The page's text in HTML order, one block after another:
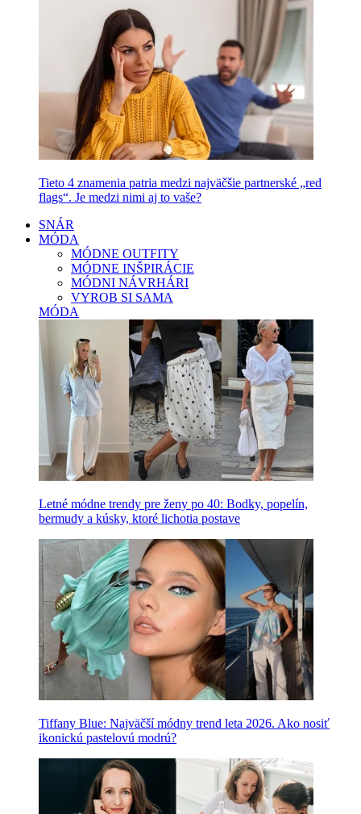
Tieto 4 znamenia patria medzi najväčšie partnerské „red
flags“. Je medzi nimi aj to vaše?
SNÁR
MÓDA
MÓDNE OUTFITY
MÓDNE INŠPIRÁCIE
MÓDNI NÁVRHÁRI
VYROB SI SAMA
MÓDA
Letné módne trendy pre ženy po 40: Bodky, popelín,
bermudy a kúsky, ktoré lichotia postave
Tiffany Blue: Najväčší módny trend leta 2026. Ako nosiť
ikonickú pastelovú modrú?